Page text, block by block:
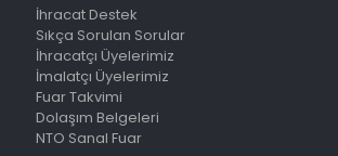
İhracat Destek
Sıkça Sorulan Sorular
İhracatçı Üyelerimiz
İmalatçı Üyelerimiz
Fuar Takvimi
Dolaşım Belgeleri
NTO Sanal Fuar